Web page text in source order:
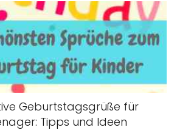
Geburtstagsgrüße für
Tipps und Ideen